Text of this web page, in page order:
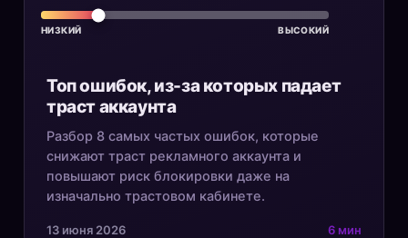
НИЗКИЙ ВЫСОКИЙ
Топ ошибок, из-за которых падает
траст аккаунта
Разбор 8 самых частых ошибок, которые
снижают траст рекламного аккаунта и
повышают риск блокировки даже на
изначально трастовом кабинете.
13 июня 2026 6 мин